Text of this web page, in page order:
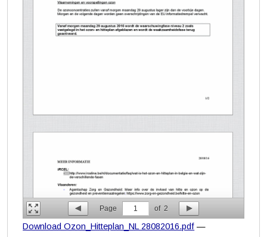
Page 1 of 2
Download Ozon_Hitteplan_NL 28082016.pdf —